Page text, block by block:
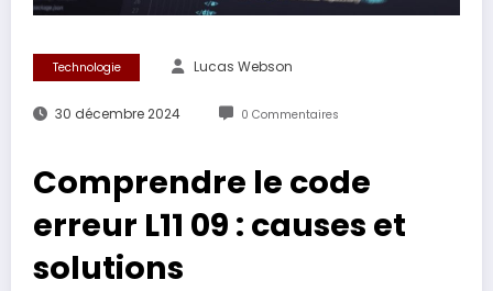
Technologie Lucas Webson
30 décembre 2024 0 Commentaires
Comprendre le code
erreur L11 09 : causes et
solutions